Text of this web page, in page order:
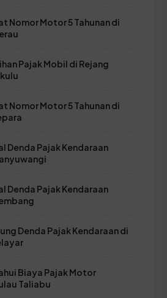
Nomor Motor 5 Tahunan di
Pajak Mobil di Rejang
Nomor Motor 5 Tahunan di
Denda Pajak Kendaraan
Denda Pajak Kendaraan
Denda Pajak Kendaraan di
Biaya Pajak Motor
Taliabu